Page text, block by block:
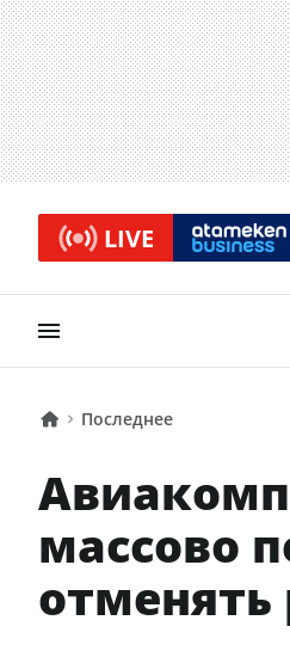
LIVE
Последнее
массово
отменять